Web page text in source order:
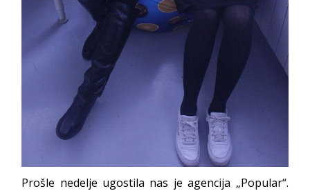
Prošle nedelje ugostila nas je agencija „Popular“.